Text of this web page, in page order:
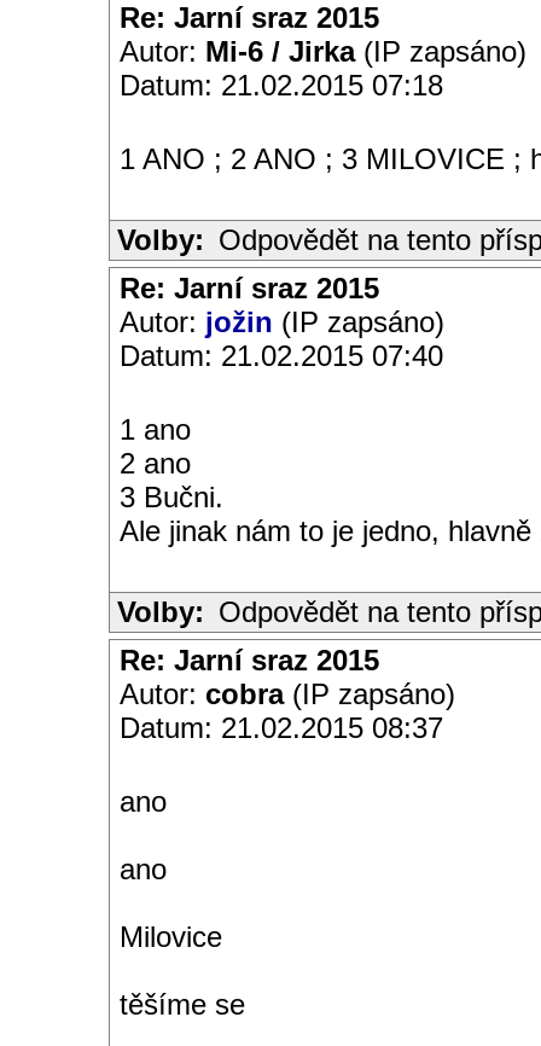
Re: Jarní sraz 2015
Autor: Mi-6 / Jirka(IP zapsáno)
Datum: 21.02.2015 07:18
1 ANO ; 2 ANO ; 3 MILOVICE ;
Volby: Odpovědět na tento
Re: Jarní sraz 2015
Autor: jožin (IP zapsáno)
Datum: 21.02.2015 07:40
1 ano
2 ano
3 Bučni.
Ale jinak nám to je jedno,
Volby: Odpovědět na tento
Re: Jarní sraz 2015
Autor: cobra(IP zapsáno)
Datum: 21.02.2015 08:37
ano
ano
Milovice
těšíme se